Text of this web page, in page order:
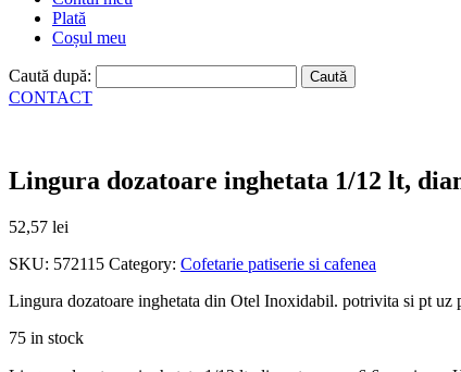
Plată
Coșul meu
Caută după:
CONTACT
Lingura dozatoare inghetata 1/12 lt,
52,57 lei
SKU: 572115 Category: Cofetarie patiserie si cafenea
Lingura dozatoare inghetata din Otel Inoxidabil. potrivita si pt uz
75 in stock